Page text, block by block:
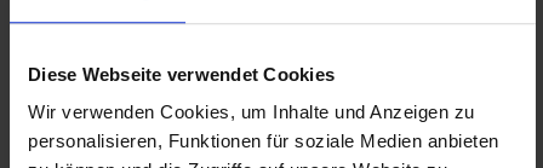
Diese Webseite verwendet Cookies
Wir verwenden Cookies, um Inhalte und Anzeigen zu
personalisieren, Funktionen für soziale Medien anbieten
+43 1 585 39 91
Die Inhalte unserer Webseite können Spuren von KI
enthalten. Nähere Details entnehmen Sie bitte
unseremKI Manifest